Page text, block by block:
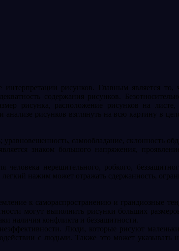
рисунков. Главным является
содержания рисунков.
рисунка, расположение рисунков на
рисунков взглянуть на всю картину в
самообладание, склонность
знаком большого напряжения,
нерешительного, робкого,
нажим может отражать сдержанность,
к самораспространению и грандиозные
могут выполнить рисунки больших
наличия конфликта и беззащитности.
Люди, которые рисуют
с людьми. Также это может указывать